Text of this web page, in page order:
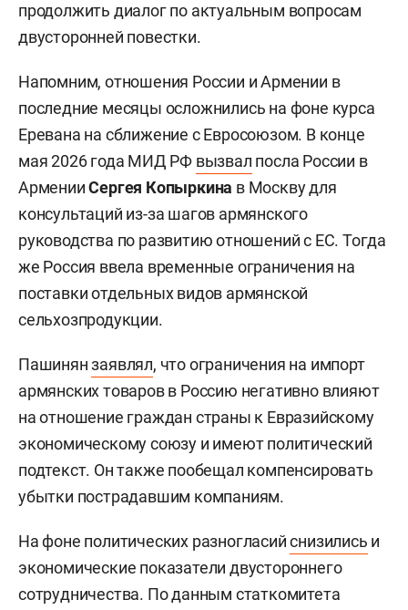
продолжить диалог по актуальным вопросам
двусторонней повестки.
Напомним, отношения России и Армении в
последние месяцы осложнились на фоне курса
Еревана на сближение с Евросоюзом. В конце
мая 2026 года МИД РФ вызвал посла России в
АрменииСергея Копыркина в Москву для
консультаций из-за шагов армянского
руководства по развитию отношений с ЕС. Тогда
же Россия ввела временные ограничения на
поставки отдельных видов армянской
сельхозпродукции.
Пашинянзаявлял, что ограничения на импорт
армянских товаров в Россию негативно влияют
на отношение граждан страны к Евразийскому
экономическому союзу и имеют политический
подтекст. Он также пообещал компенсировать
убытки пострадавшим компаниям.
На фоне политических разногласийснизились и
экономические показатели двустороннего
сотрудничества. По данным статкомитета